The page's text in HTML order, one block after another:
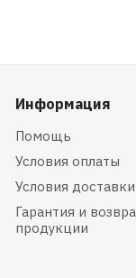
Информация
Помощь
Условия оплаты
Условия доставки
Гарантия и
продукции